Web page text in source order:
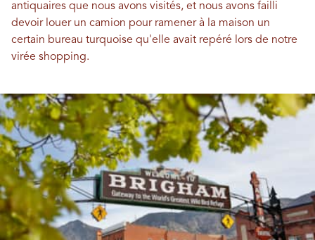
antiquaires que nous avons visités, et nous avons failli
devoir louer un camion pour ramener à la maison un
certain bureau turquoise qu'elle avait repéré lors de notre
virée shopping.